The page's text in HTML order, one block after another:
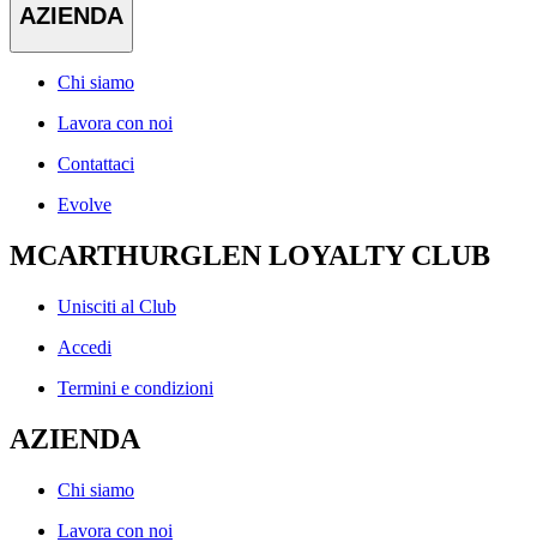
AZIENDA
Chi siamo
Lavora con noi
Contattaci
Evolve
MCARTHURGLEN LOYALTY CLUB
Unisciti al Club
Accedi
Termini e condizioni
AZIENDA
Chi siamo
Lavora con noi